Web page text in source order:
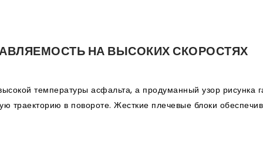
НА ВЫСОКИХ СКОРОСТЯХ
температуры асфальта, а продуманный узор рисунка
траекторию в повороте. Жесткие плечевые блоки